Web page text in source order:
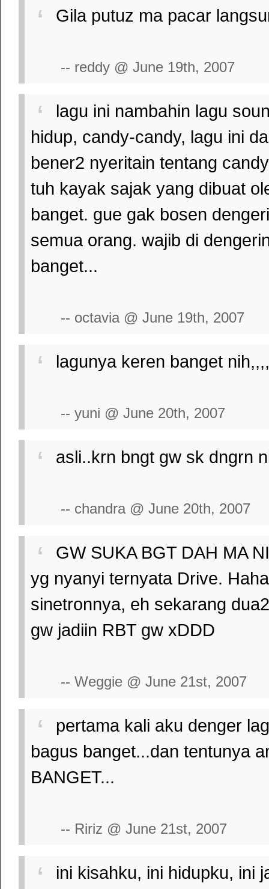
Gila putuz ma pacar
-- reddy @ June 19th, 2007
lagu ini nambahin lagu
hidup, candy-candy, lagu ini
bener2 nyeritain tentang
tuh kayak sajak yang dibuat
banget. gue gak bosen
semua orang. wajib di
banget...
-- octavia @ June 19th, 2007
lagunya keren banget
-- yuni @ June 20th, 2007
asli..krn bngt gw sk dngrn
-- chandra @ June 20th, 2007
GW SUKA BGT DAH MA
yg nyanyi ternyata Drive.
sinetronnya, eh sekarang
gw jadiin RBT gw xDDD
-- Weggie @ June 21st, 2007
pertama kali aku denger
bagus banget...dan tentunya
BANGET...
-- Ririz @ June 21st, 2007
ini kisahku, ini hidupku, ini